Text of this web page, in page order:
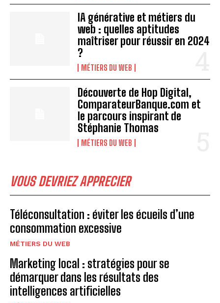
IA générative et métiers du
web : quelles aptitudes
maîtriser pour réussir en 2024
?
MÉTIERS DU WEB
Découverte de Hop Digital,
ComparateurBanque.com et
le parcours inspirant de
Stéphanie Thomas
MÉTIERS DU WEB
VOUS DEVRIEZ APPRECIER
Téléconsultation : éviter les écueils d’une
consommation excessive
MÉTIERS DU WEB
Marketing local : stratégies pour se
démarquer dans les résultats des
intelligences artificielles